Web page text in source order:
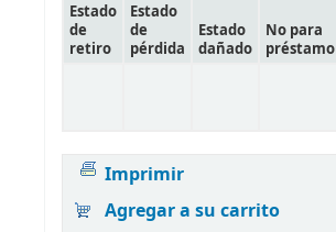
Estado
de
retiro
Estado
de
pérdida
Estado
dañado
No para
préstamo
Imprimir
Agregar a su carrito